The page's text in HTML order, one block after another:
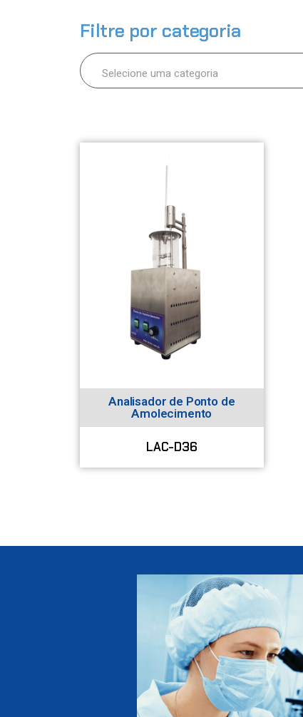
Filtre por categoria
Selecione uma categoria
Analisador de Ponto de
Amolecimento
LAC-D36